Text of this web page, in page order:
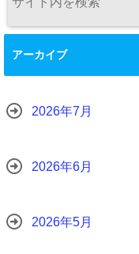
アーカイブ
2026年7月
2026年6月
2026年5月